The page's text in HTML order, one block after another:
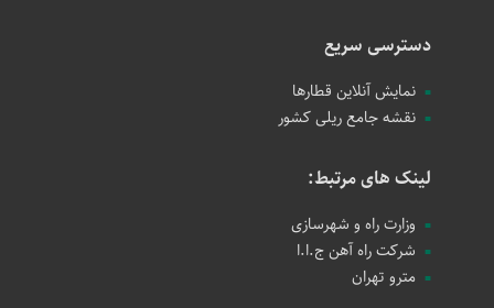
دسترسی سریع
نمایش آنلاین قطارها
نقشه جامع ریلی کشور
لینک های مرتبط:
وزارت راه و شهرسازی
شرکت راه آهن ج.ا.ا
مترو تهران